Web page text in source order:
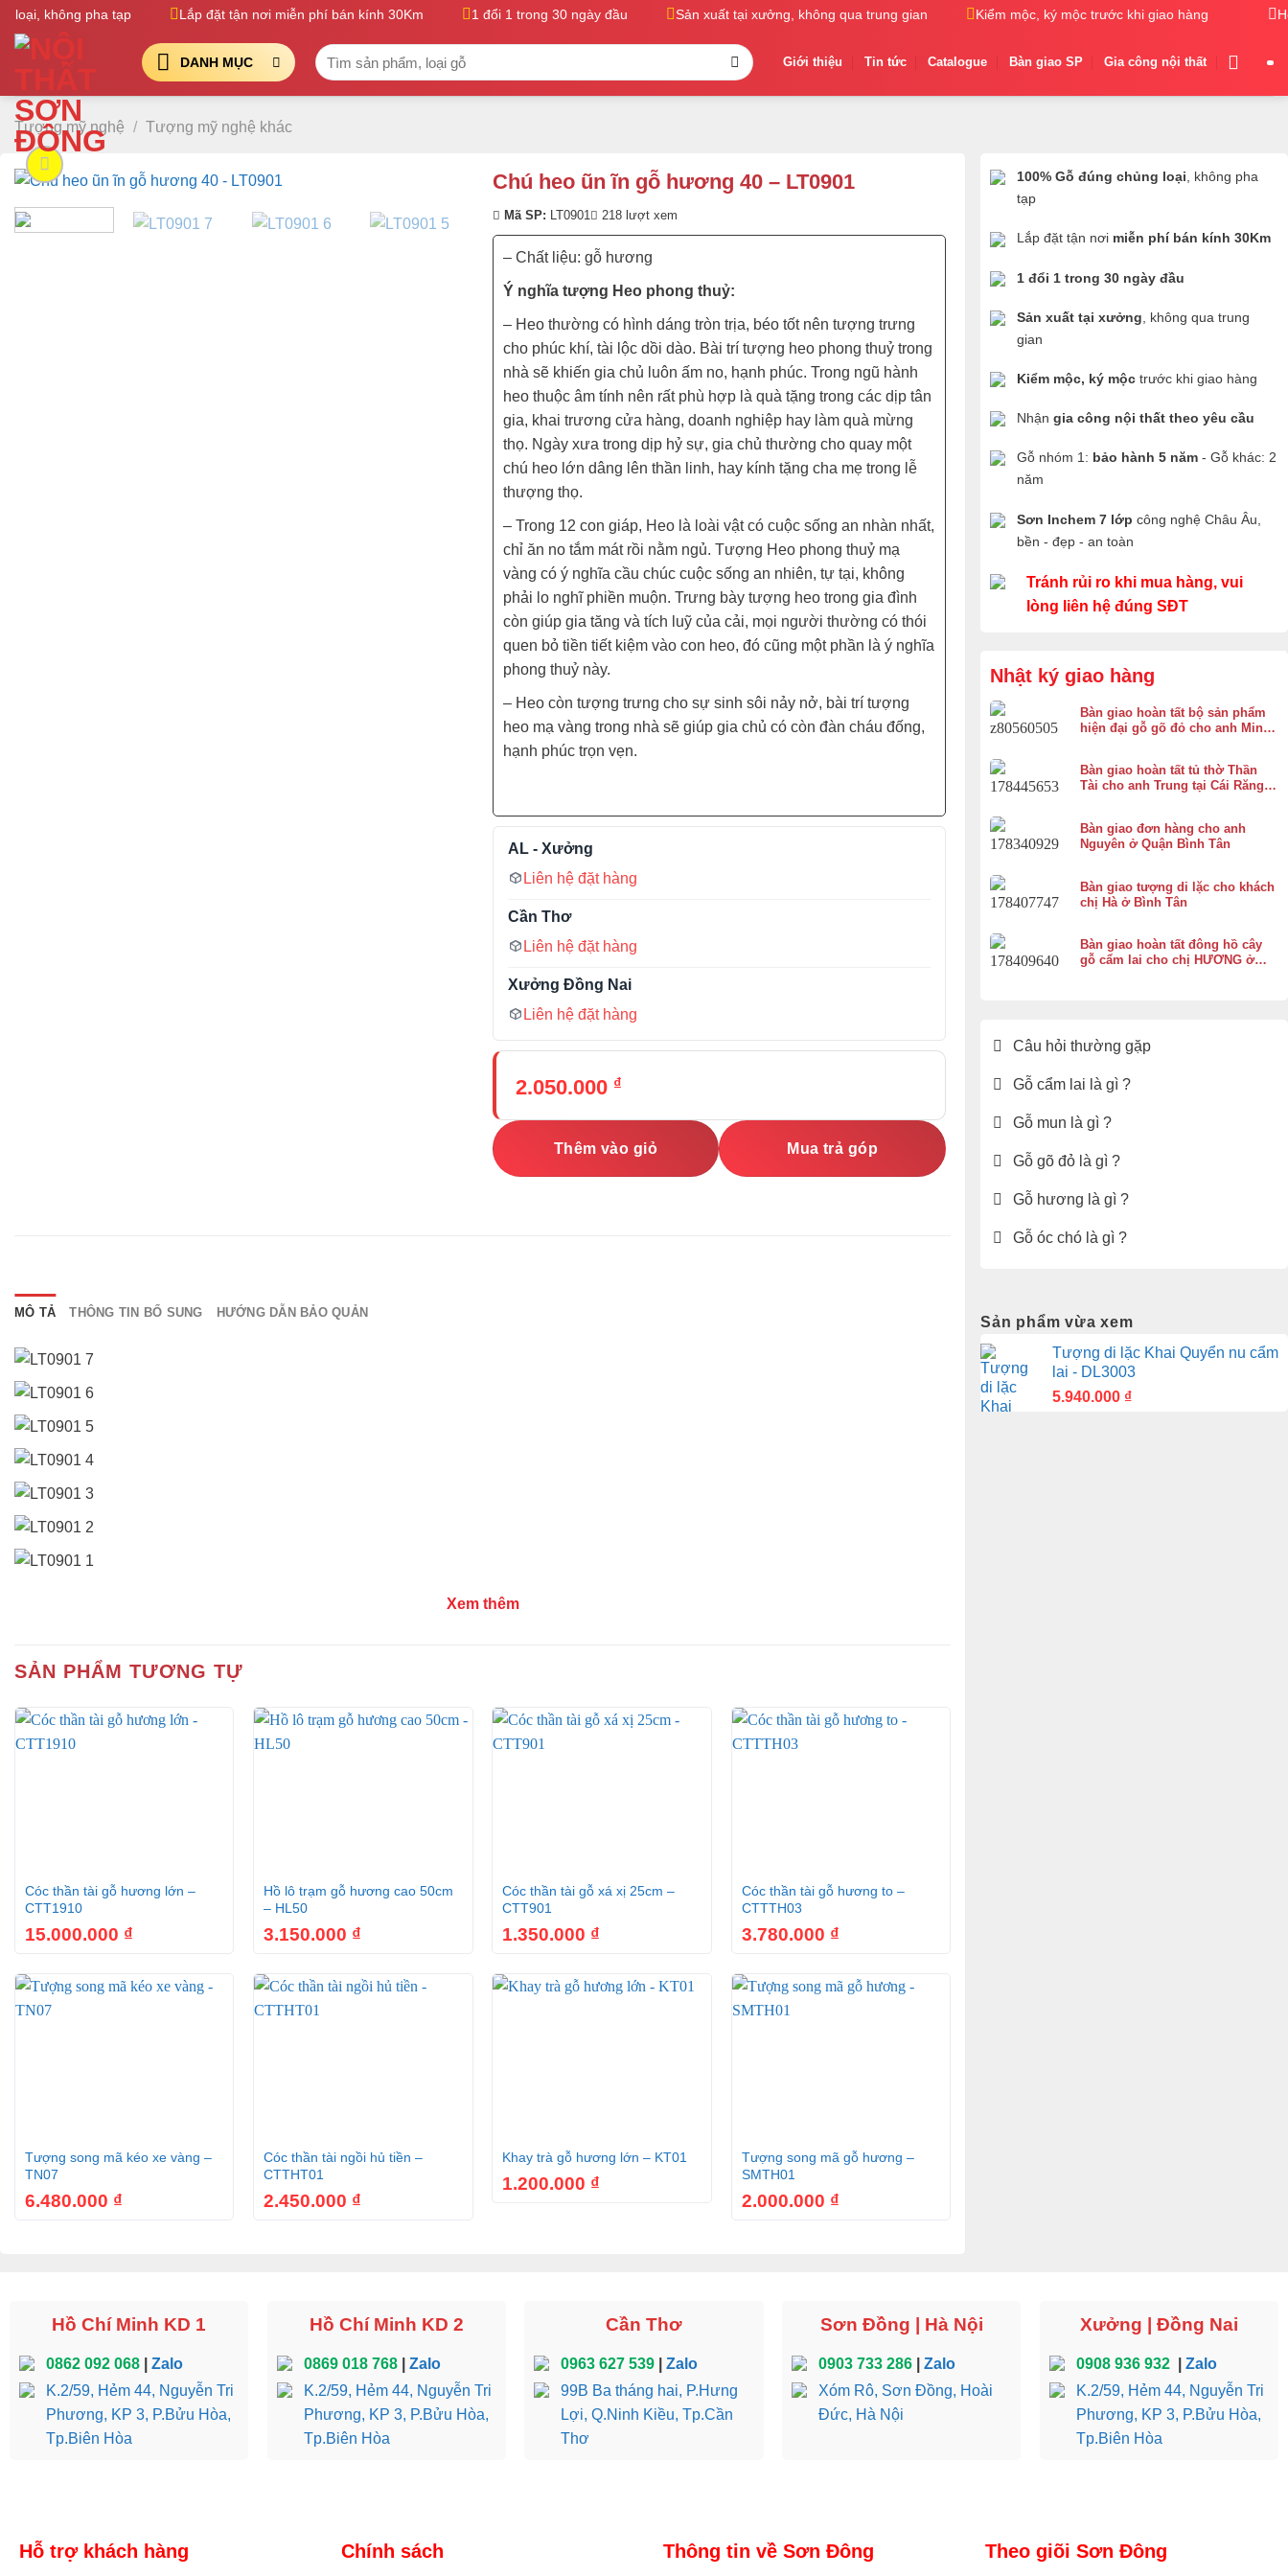
Bỏ
qua
không pha tạp Lắp đặt tận nơi miễn phí bán kính 30Km 1 đổi 1 trong 30 ngày đầu Sản xuất tại xưởng, không qua trung gian Kiểm mộc, ký mộc trước khi giao hàng Nhận
DANH MỤC
Tìm
kiếm:
Giới thiệu Tin tức Catalogue Bàn giao SP Gia công nội thất
Tượng mỹ nghệ / Tượng mỹ nghệ khác
100% Gỗ đúng chủng loại , không pha
tạp
Lắp đặt tận nơimiễn phí bán kính 30Km
1 đổi 1 trong 30 ngày đầu
Sản xuất tại xưởng , không qua trung
gian
Kiểm mộc, ký mộctrước khi giao hàng
Nhận gia công nội thất theo yêu cầu
Gỗ nhóm 1: bảo hành 5 năm- Gỗ khác: 2
năm
Sơn Inchem 7 lớp công nghệ Châu Âu,
bền - đẹp - an toàn
Tránh rủi ro khi mua hàng, vui
lòng liên hệ đúng SĐT
Nhật ký giao hàng
Bàn giao hoàn tất bộ sản phẩm
hiện đại gỗ gõ đỏ cho anh Minh
Bàn giao hoàn tất tủ thờ Thần
Tài cho anh Trung tại Cái Răng,
Bàn giao đơn hàng cho anh
Nguyên ở Quận Bình Tân
Bàn giao tượng di lặc cho khách
chị Hà ở Bình Tân
Bàn giao hoàn tất đông hồ cây
gỗ cẩm lai cho chị HƯƠNG ở
Câu hỏi thường gặp
Gỗ cẩm lai là gì ?
Gỗ mun là gì ?
Gỗ gõ đỏ là gì ?
Gỗ hương là gì ?
Gỗ óc chó là gì ?
Sản phẩm vừa xem
Tượng di lặc Khai Quyển nu cẩm
lai - DL3003
5.940.000 ₫
Chú heo ũn ĩn gỗ hương 40 – LT0901
Mã SP: LT0901 218 lượt xem
– Chất liệu: gỗ hương
Ý nghĩa tượng Heo phong thuỷ:
– Heo thường có hình dáng tròn trịa, béo tốt nên tượng trưng
cho phúc khí, tài lộc dồi dào. Bài trí tượng heo phong thuỷ trong
nhà sẽ khiến gia chủ luôn ấm no, hạnh phúc. Trong ngũ hành
heo thuộc âm tính nên rất phù hợp là quà tặng trong các dịp tân
gia, khai trương cửa hàng, doanh nghiệp hay làm quà mừng
thọ. Ngày xưa trong dịp hỷ sự, gia chủ thường cho quay một
chú heo lớn dâng lên thần linh, hay kính tặng cha mẹ trong lễ
thượng thọ.
– Trong 12 con giáp, Heo là loài vật có cuộc sống an nhàn nhất,
chỉ ăn no tắm mát rồi nằm ngủ. Tượng Heo phong thuỷ mạ
vàng có ý nghĩa cầu chúc cuộc sống an nhiên, tự tại, không
phải lo nghĩ phiền muộn. Trưng bày tượng heo trong gia đình
còn giúp gia tăng và tích luỹ của cải, mọi người thường có thói
quen bỏ tiền tiết kiệm vào con heo, đó cũng một phần là ý nghĩa
phong thuỷ này.
– Heo còn tượng trưng cho sự sinh sôi nảy nở, bài trí tượng
heo mạ vàng trong nhà sẽ giúp gia chủ có còn đàn cháu đống,
hạnh phúc trọn vẹn.
AL - Xưởng
Liên hệ đặt hàng
Cần Thơ
Liên hệ đặt hàng
Xưởng Đồng Nai
Liên hệ đặt hàng
2.050.000 ₫
Thêm vào giỏ Mua trả góp
MÔ TẢ THÔNG TIN BỔ SUNG HƯỚNG DẪN BẢO QUẢN
Xem thêm
SẢN PHẨM TƯƠNG TỰ
Cóc thần tài gỗ hương lớn –
CTT1910
15.000.000 ₫
Hồ lô trạm gỗ hương cao 50cm
– HL50
3.150.000 ₫
Cóc thần tài gỗ xá xị 25cm –
CTT901
1.350.000 ₫
Cóc thần tài gỗ hương to –
CTTTH03
3.780.000 ₫
Tượng song mã kéo xe vàng –
TN07
6.480.000 ₫
Cóc thần tài ngồi hủ tiền –
CTTHT01
2.450.000 ₫
Khay trà gỗ hương lớn – KT01
1.200.000 ₫
Tượng song mã gỗ hương –
SMTH01
2.000.000 ₫
Hồ Chí Minh KD 1
0862 092 068| Zalo
K.2/59, Hẻm 44, Nguyễn Tri
Phương, KP 3, P.Bửu Hòa,
Tp.Biên Hòa
Hồ Chí Minh KD 2
0869 018 768| Zalo
K.2/59, Hẻm 44, Nguyễn Tri
Phương, KP 3, P.Bửu Hòa,
Tp.Biên Hòa
Cần Thơ
0963 627 539 |Zalo
99B Ba tháng hai, P.Hưng
Lợi, Q.Ninh Kiều, Tp.Cần
Thơ
Sơn Đồng | Hà Nội
0903 733 286 |Zalo
Xóm Rô, Sơn Đồng, Hoài
Đức, Hà Nội
Xưởng | Đồng Nai
0908 936 932
Zalo
K.2/59, Hẻm 44, Nguyễn Tri
Phương, KP 3, P.Bửu Hòa,
Tp.Biên Hòa
Hỗ trợ khách hàng Chính sách Thông tin về Sơn Đông Theo giõi Sơn Đông